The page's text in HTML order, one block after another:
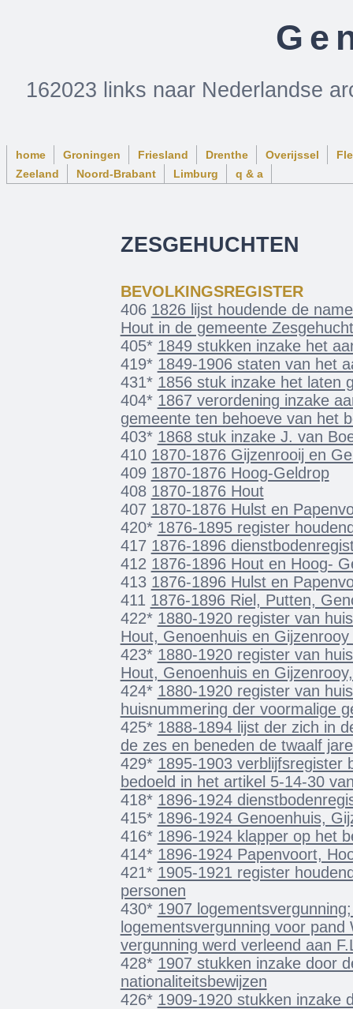
162023 links naar Nederlandse
home Groningen Friesland Drenthe Overijssel
Zeeland
Noord-Brabant Limburg q & a
ZESGEHUCHTEN
BEVOLKINGSREGISTER
406 1826 lijst houdende de
Hout in de gemeente
405* 1849 stukken inzake het
419* 1849-1906 staten van het
431* 1856 stuk inzake het laten
404* 1867 verordening inzake
gemeente ten behoeve van het
403* 1868 stuk inzake J. van
410 1870-1876 Gijzenrooij en
409 1870-1876 Hoog-Geldrop
408 1870-1876 Hout
407 1870-1876 Hulst en
420* 1876-1895 register
417 1876-1896
412 1876-1896 Hout en Hoog-
413 1876-1896 Hulst en
411 1876-1896 Riel, Putten,
422* 1880-1920 register van
Hout, Genoenhuis en
423* 1880-1920 register van
Hout, Genoenhuis en
424* 1880-1920 register van
huisnummering der voormalige
425* 1888-1894 lijst der zich in
de zes en beneden de twaalf
429* 1895-1903 verblijfsregister
bedoeld in het artikel 5-14-30
418* 1896-1924
415* 1896-1924 Genoenhuis,
416* 1896-1924 klapper op het
414* 1896-1924 Papenvoort,
421* 1905-1921 register
personen
430* 1907
logementsvergunning voor
vergunning werd verleend aan
428* 1907 stukken inzake door
nationaliteitsbewijzen
426* 1909-1920 stukken inzake